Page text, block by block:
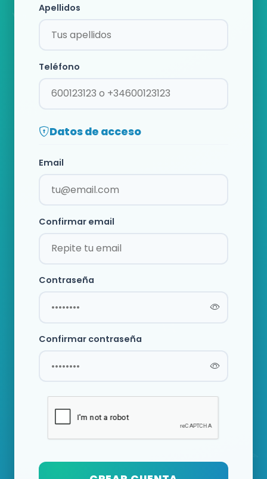
Apellidos
Teléfono
Datos de acceso
Email
Confirmar email
Contraseña
Confirmar contraseña